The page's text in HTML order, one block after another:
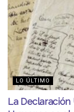
LO ÚLTIMO
La Declaración